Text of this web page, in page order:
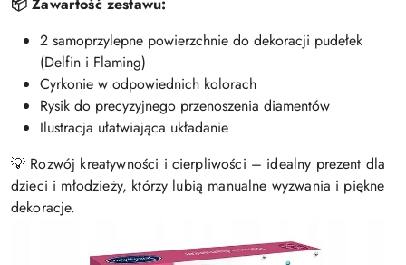
2 samoprzylepne powierzchnie do dekoracji pudełek
(Delfin i Flaming)
Cyrkonie w odpowiednich kolorach
Rysik do precyzyjnego przenoszenia diamentów
Ilustracja ułatwiająca układanie
💡 Rozwój kreatywności i cierpliwości – idealny prezent dla
dzieci i młodzieży, którzy lubią manualne wyzwania i piękne
dekoracje.